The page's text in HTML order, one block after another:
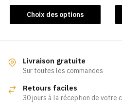
produit
Choix des options
Ce
produit
variations.
Les
peuvent
Livraison gratuite
Sur toutes les commandes
Retours faciles
30 jours à la réception de votre